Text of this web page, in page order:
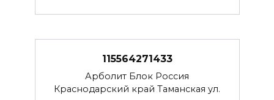
115564271433
Арболит Блок Россия
Краснодарский край Таманская ул.